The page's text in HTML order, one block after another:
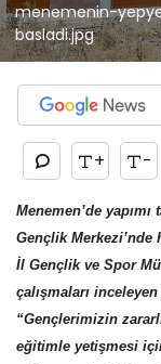
menemenin-
basladi.jpg
+ -
Menemen’de
Gençlik Merkezi’nde
İl Gençlik ve Spor
çalışmaları
“Gençlerimizin
eğitimle yetişmesi